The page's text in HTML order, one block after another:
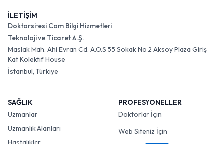
İLETİŞİM
Doktorsitesi Com Bilgi Hizmetleri
Teknoloji ve Ticaret A.Ş.
Maslak Mah. Ahi Evran Cd. A.O.S 55 Sokak No:2 Aksoy Plaza Giriş
Kat Kolektif House
İstanbul, Türkiye
SAĞLIK
Uzmanlar
Uzmanlık Alanları
Hastalıklar
PROFESYONELLER
Doktorlar İçin
Web Siteniz İçin